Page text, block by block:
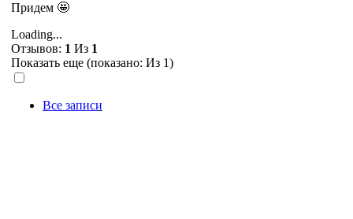
Придем 🤩
Loading...
Отзывов: 1 Из 1
Показать еще (показано: Из 1)
Все записи